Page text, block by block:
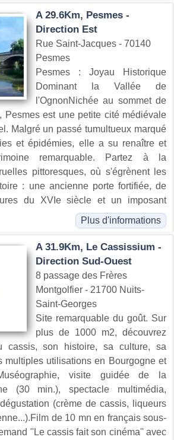
A 29.6Km, Pesmes -
Direction Est
Rue Saint-Jacques - 70140
Pesmes
Pesmes : Joyau Historique
Dominant la Vallée de
l'OgnonNichée au sommet de
Pesmes est une petite cité médiévale
Malgré un passé tumultueux marqué
et épidémies, elle a su renaître et
remarquable. Partez à la
pittoresques, où s'égrènent les
: une ancienne porte fortifiée, de
du XVIe siècle et un imposant
Plus d'informations
A 31.9Km, Le Cassissium -
Direction Sud-Ouest
8 passage des Frères
Montgolfier - 21700 Nuits-
Saint-Georges
Site remarquable du goût. Sur
plus de 1000 m2, découvrez
cassis, son histoire, sa culture, sa
multiples utilisations en Bourgogne et
visite guidée de la
(30 min.), spectacle multimédia,
(crème de cassis, liqueurs
de 10 mn en français sous-
''Le cassis fait son cinéma'' avec